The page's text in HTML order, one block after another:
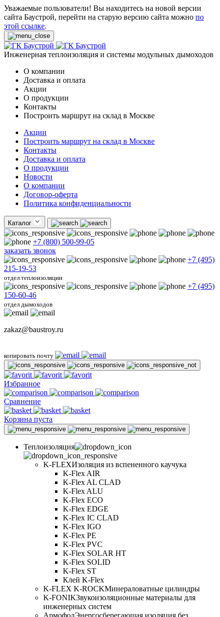
Уважаемые пользователи! Вы находитесь на новой версии
сайта Баустрой, перейти на старую версию сайта можно по
этой ссылке.
Инженерная теплоизоляция и системы модульных дымоходов
О компании
Доставка и оплата
Акции
О продукции
Контакты
Построить маршрут на склад в Москве
Акции
Построить маршрут на склад в Москве
Контакты
Доставка и оплата
О продукции
Новости
О компании
Договор-оферта
Политика конфиденциальности
Каталог
+7 (800) 500-99-05
заказать звонок
+7 (495)
215-19-53
отдел теплоизоляции
+7 (495)
150-60-46
отдел дымоходов
zakaz@baustroy.ru
копировать почту
Избранное
Сравнение
Корзина пуста
Теплоизоляция
K-FLEXИзоляция из вспененного каучука
K-Flex AIR
K-Flex AL CLAD
K-Flex ALU
K-Flex ECO
K-Flex EDGE
K-Flex IC CLAD
K-Flex IGO
K-Flex PE
K-Flex PVC
K-Flex SOLAR HT
K-Flex SOLID
K-Flex ST
Клей K-Flex
K-FLEX K-ROCKМинераловатные цилиндры
K-FONIKЗвукоизоляционные материалы для
инженерных систем
АрмофолЭнергосберегающая изоляция без